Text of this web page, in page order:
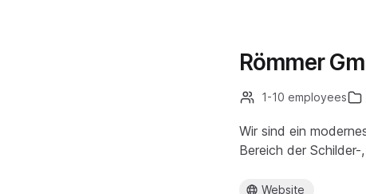
Römmer
1-10 employees
Wir sind ein
Bereich der
Website